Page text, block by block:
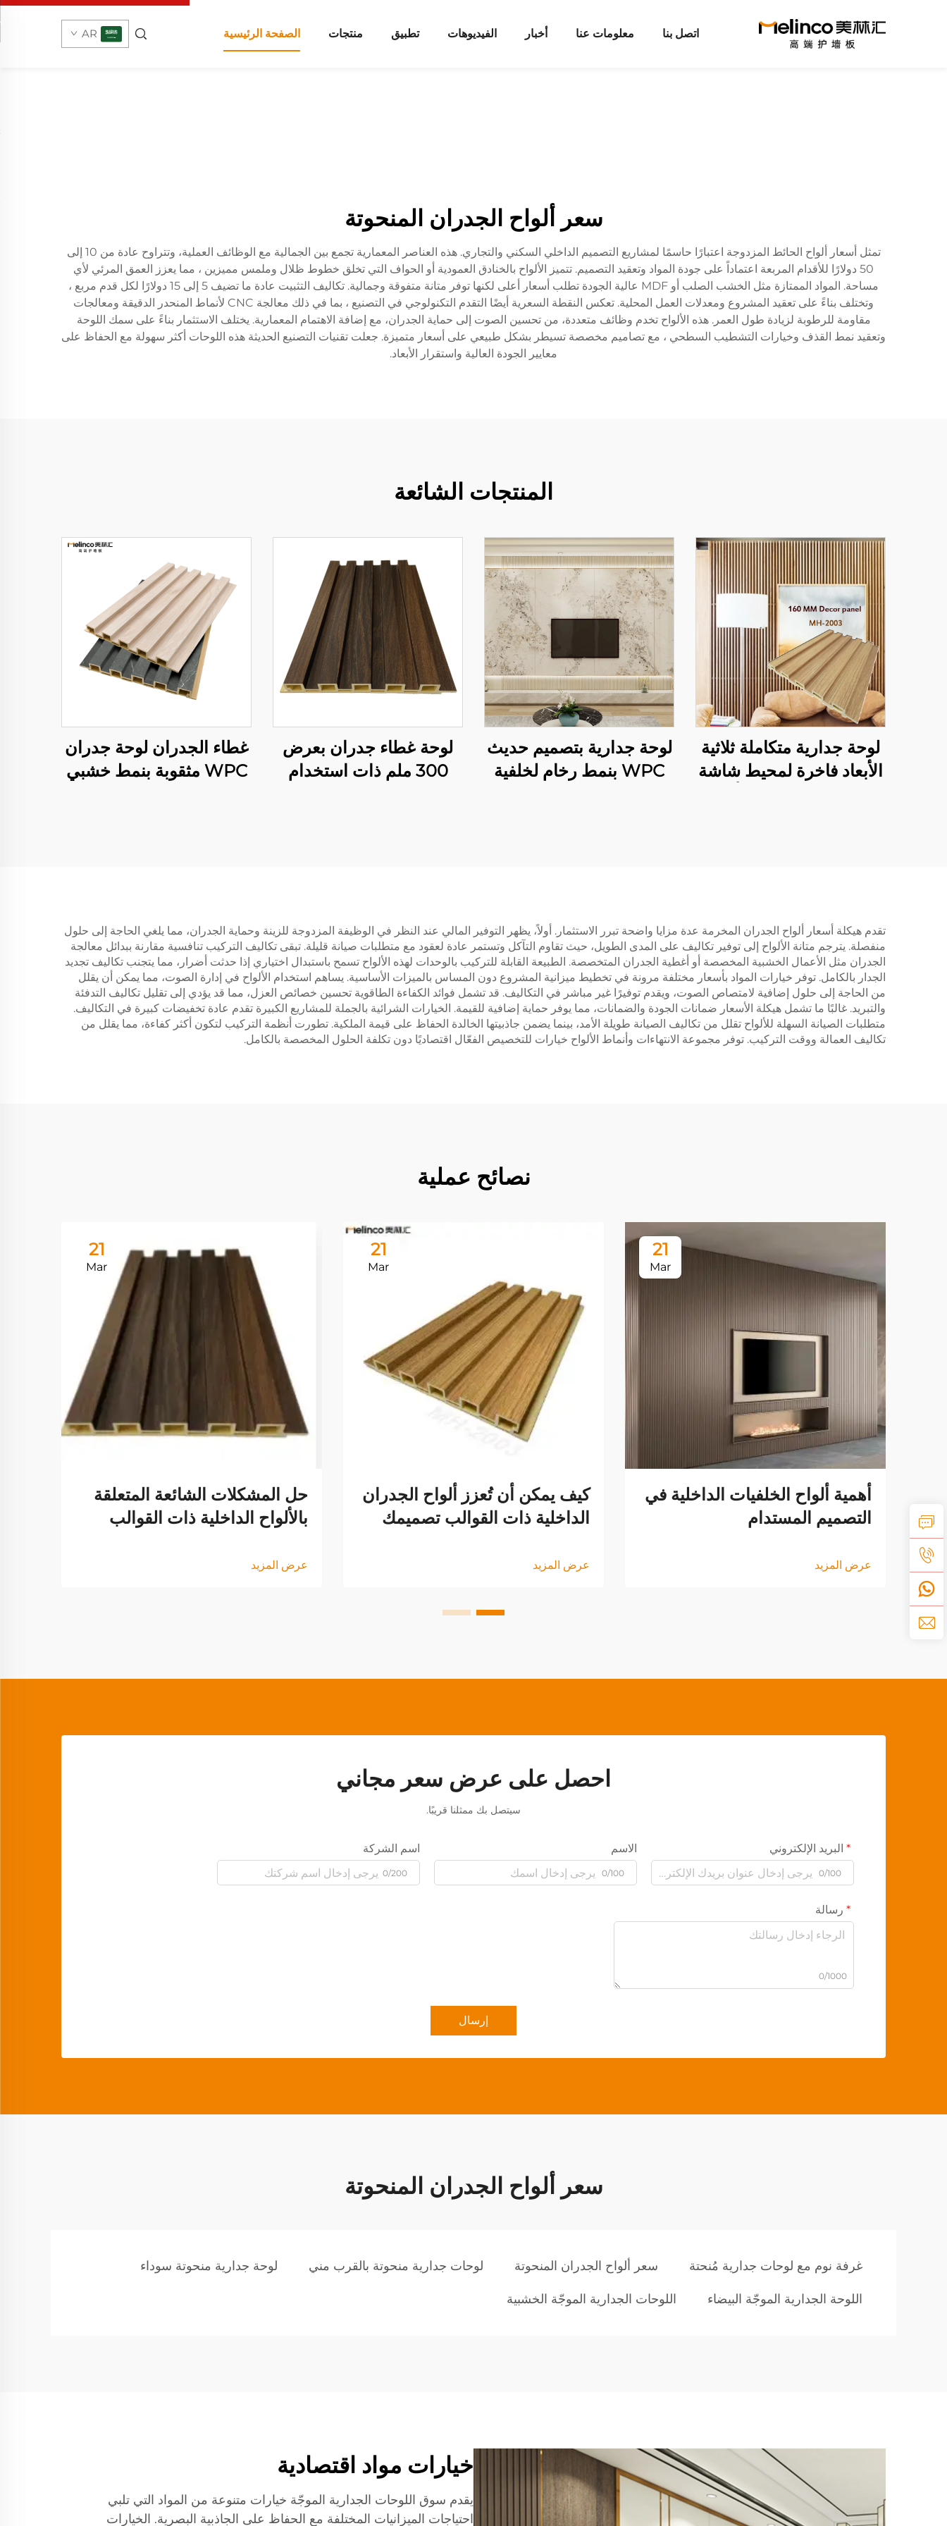
الصفحة الرئيسية منتجات تطبيق الفيديوهات أخبار معلومات عنا اتصل بنا AR
سعر ألواح الجدران المنحوتة
تمثل أسعار ألواح الحائط المزدوجة اعتبارًا حاسمًا لمشاريع التصميم الداخلي السكني والتجاري. هذه العناصر المعمارية تجمع بين الجمالية مع الوظائف العملية، وتتراوح عادة من 10 إلى
50 دولارًا للأقدام المربعة اعتماداً على جودة المواد وتعقيد التصميم. تتميز الألواح بالخنادق العمودية أو الحواف التي تخلق خطوط ظلال وملمس مميزين ، مما يعزز العمق المرئي لأي
مساحة. المواد الممتازة مثل الخشب الصلب أو MDF عالية الجودة تطلب أسعار أعلى لكنها توفر متانة متفوقة وجمالية. تكاليف التثبيت عادة ما تضيف 5 إلى 15 دولارًا لكل قدم مربع ،
وتختلف بناءً على تعقيد المشروع ومعدلات العمل المحلية. تعكس النقطة السعرية أيضًا التقدم التكنولوجي في التصنيع ، بما في ذلك معالجة CNC لأنماط المنحدر الدقيقة ومعالجات
مقاومة للرطوبة لزيادة طول العمر. هذه الألواح تخدم وظائف متعددة، من تحسين الصوت إلى حماية الجدران، مع إضافة الاهتمام المعمارية. يختلف الاستثمار بناءً على سمك اللوحة
وتعقيد نمط القذف وخيارات التشطيب السطحي ، مع تصاميم مخصصة تسيطر بشكل طبيعي على أسعار متميزة. جعلت تقنيات التصنيع الحديثة هذه اللوحات أكثر سهولة مع الحفاظ على
معايير الجودة العالية واستقرار الأبعاد.
المنتجات الشائعة
لوحة جدارية متكاملة ثلاثية
الأبعاد فاخرة لمحيط شاشة
لوحة جدارية بتصميم حديث
WPC بنمط رخام لخلفية
لوحة غطاء جدران بعرض
300 ملم ذات استخدام
غطاء الجدران لوحة جدران
WPC مثقوبة بنمط خشبي
تقدم هيكلة أسعار ألواح الجدران المخرمة عدة مزايا واضحة تبرر الاستثمار. أولاً، يظهر التوفير المالي عند النظر في الوظيفة المزدوجة للزينة وحماية الجدران، مما يلغي الحاجة إلى حلول
منفصلة. يترجم متانة الألواح إلى توفير تكاليف على المدى الطويل، حيث تقاوم التآكل وتستمر عادة لعقود مع متطلبات صيانة قليلة. تبقى تكاليف التركيب تنافسية مقارنة ببدائل معالجة
الجدران مثل الأعمال الخشبية المخصصة أو أغطية الجدران المتخصصة. الطبيعة القابلة للتركيب بالوحدات لهذه الألواح تسمح باستبدال اختياري إذا حدثت أضرار، مما يتجنب تكاليف تجديد
الجدار بالكامل. توفر خيارات المواد بأسعار مختلفة مرونة في تخطيط ميزانية المشروع دون المساس بالميزات الأساسية. يساهم استخدام الألواح في إدارة الصوت، مما يمكن أن يقلل
من الحاجة إلى حلول إضافية لامتصاص الصوت، ويقدم توفيرًا غير مباشر في التكاليف. قد تشمل فوائد الكفاءة الطاقوية تحسين خصائص العزل، مما قد يؤدي إلى تقليل تكاليف التدفئة
والتبريد. غالبًا ما تشمل هيكلة الأسعار ضمانات الجودة والضمانات، مما يوفر حماية إضافية للقيمة. الخيارات الشرائية بالجملة للمشاريع الكبيرة تقدم عادة تخفيضات كبيرة في التكاليف.
متطلبات الصيانة السهلة للألواح تقلل من تكاليف الصيانة طويلة الأمد، بينما يضمن جاذبيتها الخالدة الحفاظ على قيمة الملكية. تطورت أنظمة التركيب لتكون أكثر كفاءة، مما يقلل من
تكاليف العمالة ووقت التركيب. توفر مجموعة الانتهاءات وأنماط الألواح خيارات للتخصيص الفعّال اقتصاديًا دون تكلفة الحلول المخصصة بالكامل.
نصائح عملية
21
Mar
أهمية ألواح الخلفيات الداخلية في
التصميم المستدام
عرض المزيد
21
Mar
كيف يمكن أن تُعزز ألواح الجدران
الداخلية ذات القوالب تصميمك
عرض المزيد
21
Mar
حل المشكلات الشائعة المتعلقة
بالألواح الداخلية ذات القوالب
عرض المزيد
احصل على عرض سعر مجاني
سيتصل بك ممثلنا قريبًا.
البريد الإلكتروني
0/100
الاسم
0/100
اسم الشركة
0/200
رسالة
0/1000
إرسال
سعر ألواح الجدران المنحوتة
غرفة نوم مع لوحات جدارية مُنحتة سعر ألواح الجدران المنحوتة لوحات جدارية منحوتة بالقرب مني لوحة جدارية منحوتة سوداء
اللوحة الجدارية الموجّة البيضاء اللوحات الجدارية الموجّة الخشبية
خيارات مواد اقتصادية
يقدم سوق اللوحات الجدارية الموجّة خيارات متنوعة من المواد التي تلبي
احتياجات الميزانيات المختلفة مع الحفاظ على الجاذبية البصرية. الخيارات